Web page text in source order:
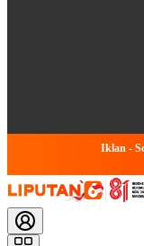
Iklan -